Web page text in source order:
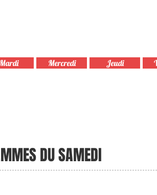
Mardi Mercredi Jeudi
DU SAMEDI